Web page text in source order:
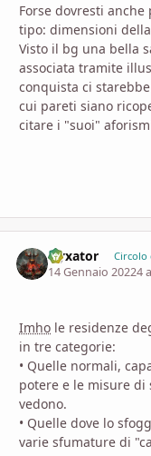
Forse dovresti
tipo: dimensioni
Visto il bg una bella
associata tramite
conquista ci
cui pareti siano
citare i "suoi"
Nyxator Circolo
14 Gennaio 20224
Imho le residenze
in tre categorie:
• Quelle normali,
potere e le misure di
vedono.
• Quelle dove lo
varie sfumature di